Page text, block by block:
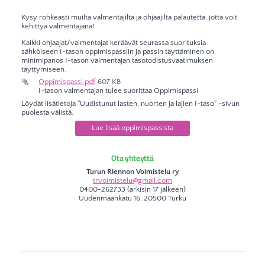
Kysy rohkeasti muilta valmentajilta ja ohjaajilta palautetta, jotta voit
kehittyä valmentajana!
Kaikki ohjaajat/valmentajat keräävät seurassa suorituksia
sähköiseen I-tason oppimispassiin ja passin täyttäminen on
minimipanos I-tason valmentajan tasotodistusvaatimuksen
täyttymiseen.
Oppimispassi.pdf 607 KB
I-tason valmentajan tulee suorittaa Oppimispassi
Löydät lisätietoja "Uudistunut lasten, nuorten ja lajien I-taso" -sivun
puolesta välistä.
Lue lisää oppimispassista
Ota yhteyttä
Turun Riennon Voimistelu ry
trvoimistelu@gmail.com
0400-262733 (arkisin 17 jälkeen)
Uudenmaankatu 16, 20500 Turku